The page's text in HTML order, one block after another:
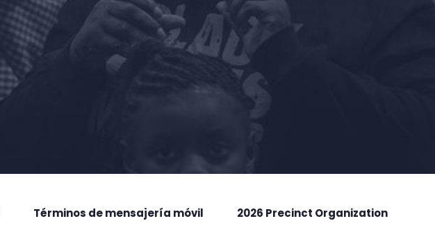
Términos de mensajería móvil 2026 Precinct Organization